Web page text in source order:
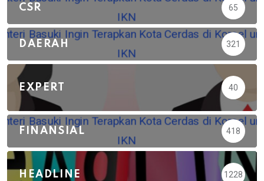
CSR 65
DAERAH 321
EXPERT 40
FINANSIAL 418
HEADLINE 1228